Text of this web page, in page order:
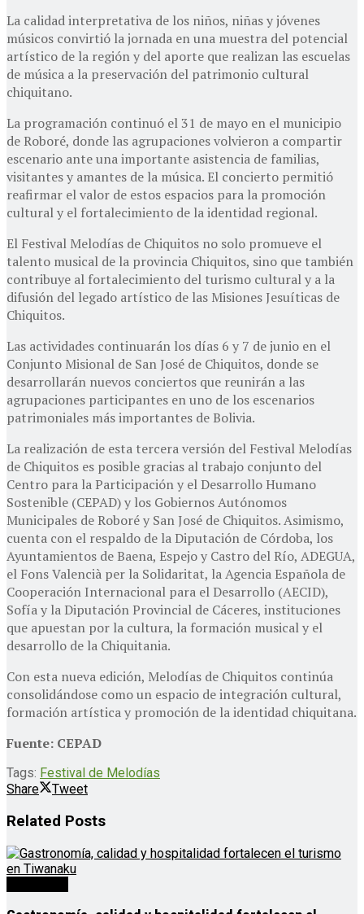
La calidad interpretativa de los niños, niñas y jóvenes
músicos convirtió la jornada en una muestra del potencial
artístico de la región y del aporte que realizan las escuelas
de música a la preservación del patrimonio cultural
chiquitano.
La programación continuó el 31 de mayo en el municipio
de Roboré, donde las agrupaciones volvieron a compartir
escenario ante una importante asistencia de familias,
visitantes y amantes de la música. El concierto permitió
reafirmar el valor de estos espacios para la promoción
cultural y el fortalecimiento de la identidad regional.
El Festival Melodías de Chiquitos no solo promueve el
talento musical de la provincia Chiquitos, sino que también
contribuye al fortalecimiento del turismo cultural y a la
difusión del legado artístico de las Misiones Jesuíticas de
Chiquitos.
Las actividades continuarán los días 6 y 7 de junio en el
Conjunto Misional de San José de Chiquitos, donde se
desarrollarán nuevos conciertos que reunirán a las
agrupaciones participantes en uno de los escenarios
patrimoniales más importantes de Bolivia.
La realización de esta tercera versión del Festival Melodías
de Chiquitos es posible gracias al trabajo conjunto del
Centro para la Participación y el Desarrollo Humano
Sostenible (CEPAD) y los Gobiernos Autónomos
Municipales de Roboré y San José de Chiquitos. Asimismo,
cuenta con el respaldo de la Diputación de Córdoba, los
Ayuntamientos de Baena, Espejo y Castro del Río, ADEGUA,
el Fons Valencià per la Solidaritat, la Agencia Española de
Cooperación Internacional para el Desarrollo (AECID),
Sofía y la Diputación Provincial de Cáceres, instituciones
que apuestan por la cultura, la formación musical y el
desarrollo de la Chiquitania.
Con esta nueva edición, Melodías de Chiquitos continúa
consolidándose como un espacio de integración cultural,
formación artística y promoción de la identidad chiquitana.
Fuente: CEPAD
Tags: Festival de Melodías
Share
Tweet
Related Posts